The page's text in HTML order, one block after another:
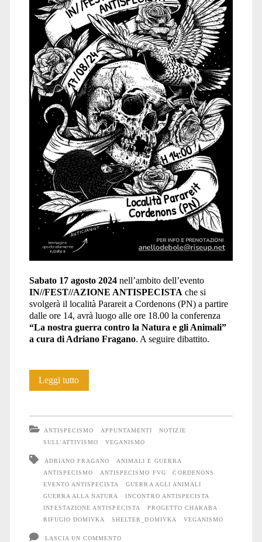
Sabato 17 agosto 2024nell’ambito dell’evento
IN//FEST//AZIONE ANTISPECISTA che si
svolgerà il località Parareit a Cordenons (PN) a partire
dalle ore 14, avrà luogo alle ore 18.00 la conferenza
“La nostra guerra contro la Natura e gli Animali”
a cura di Adriano Fragano. A seguire dibattito.
Leggi tutto“La
contro
la
Natura
e
ANTISPECISMO APPUNTAMENTI
NOTIZIE
SULL'ATTIVISMO
VEGANISMO
ADRIANO FRAGANO
ANIMALI E GUERRA
ANTISPECISMO
ANTISPECISMO FVG
CORDENONS
EVENTO ANTISPECISTA
GUERRA AGLI ANIMALI
GUERRA ALLA NATURA
INCONTRO ANTISPECISTA
INFESTAZIONE ANTISPECISTA
PROGETTO CHAKABA
RIFUGIO DOMIVKA
SHELTER_DOMIVKA VEGANISMO
LASCIA UN COMMENTO